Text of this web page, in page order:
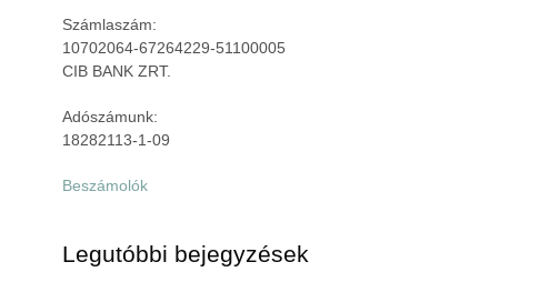
Számlaszám:
10702064-67264229-51100005
CIB BANK ZRT.
Adószámunk:
18282113-1-09
Beszámolók
Legutóbbi bejegyzések